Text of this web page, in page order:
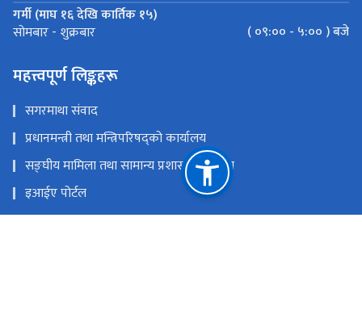
गर्मी (माघ १६ देखि कार्तिक १५)
सोमबार - शुक्रबार ( ०९:०० - ५:०० ) बजे
महत्त्वपूर्ण लिङ्कहरू
सगरमाथा संवाद
प्रधानमन्त्री तथा मन्त्रिपरिषद्को कार्यालय
सङ्‍घीय मामिला तथा सामान्य प्रशासन मन्त्रालय
इआईए पोर्टल
परराष्ट्र मन्त्रालय